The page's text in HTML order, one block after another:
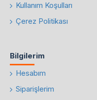
Kullanım Koşulları
Çerez Politikası
Bilgilerim
Hesabım
Siparişlerim